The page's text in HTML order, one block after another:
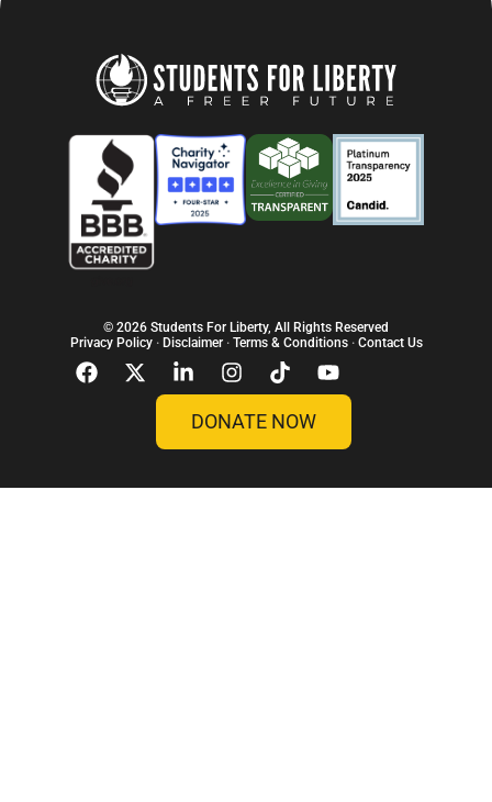
© 2026 Students For Liberty, All Rights Reserved
Privacy Policy· Disclaimer· Terms & Conditions· Contact Us
DONATE NOW